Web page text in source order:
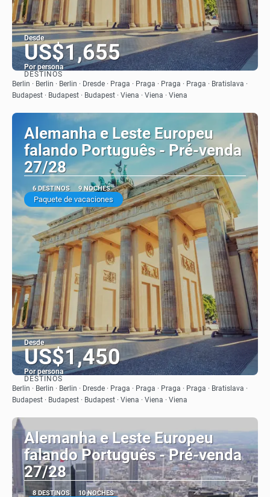
Desde
US$1,655
Por persona
Ver
DESTINOS
Berlin · Berlin · Berlin · Dresde · Praga · Praga · Praga · Praga · Bratislava ·
Budapest · Budapest · Budapest · Viena · Viena · Viena
Alemanha e Leste Europeu
falando Português - Pré-venda
27/28
6 DESTINOS 9 NOCHES
Paquete de vacaciones
Desde
US$1,450
Por persona
Ver
DESTINOS
Berlin · Berlin · Berlin · Dresde · Praga · Praga · Praga · Praga · Bratislava ·
Budapest · Budapest · Budapest · Viena · Viena · Viena
Alemanha e Leste Europeu
falando Português - Pré-venda
27/28
8 DESTINOS 10 NOCHES